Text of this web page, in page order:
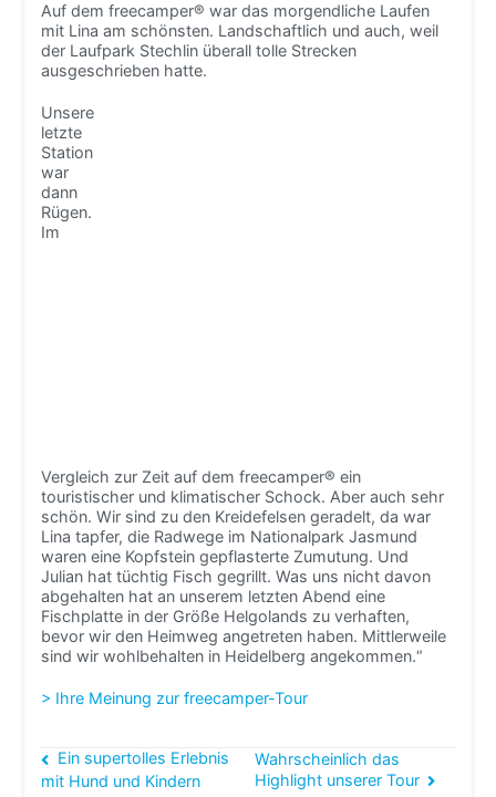
Auf dem freecamper® war das morgendliche Laufen
mit Lina am schönsten. Landschaftlich und auch, weil
der Laufpark Stechlin überall tolle Strecken
ausgeschrieben hatte.
Unsere
letzte
Station
war
dann
Rügen.
Im
Vergleich zur Zeit auf dem freecamper® ein
touristischer und klimatischer Schock. Aber auch sehr
schön. Wir sind zu den Kreidefelsen geradelt, da war
Lina tapfer, die Radwege im Nationalpark Jasmund
waren eine Kopfstein gepflasterte Zumutung. Und
Julian hat tüchtig Fisch gegrillt. Was uns nicht davon
abgehalten hat an unserem letzten Abend eine
Fischplatte in der Größe Helgolands zu verhaften,
bevor wir den Heimweg angetreten haben. Mittlerweile
sind wir wohlbehalten in Heidelberg angekommen.“
> Ihre Meinung zur freecamper-Tour
Beitragsnavigation
Ein supertolles Erlebnis
mit Hund und Kindern
Wahrscheinlich das
Highlight unserer Tour